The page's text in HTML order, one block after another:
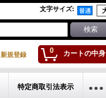
文字サイズ:
0 カートの中身
新規登録
特定商取引法表示